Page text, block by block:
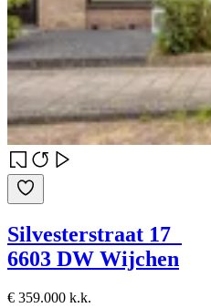
Silvesterstraat 17
6603 DW Wijchen
€ 359.000 k.k.